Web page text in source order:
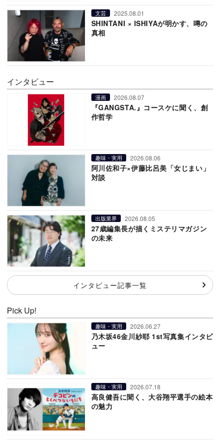
文芸 2025.08.01
SHINTANI × ISHIYAが明かす、噂の
真相
インタビュー
漫画 2026.08.07
『GANGSTA.』コースケに聞く、創
作哲学
趣味・実用 2026.08.06
阿川佐和子×伊藤比呂美「女じまい」
対談
出版業界 2026.08.05
27歳編集長が描くミステリマガジン
の未来
インタビュー記事一覧
Pick Up!
趣味・実用 2026.06.27
乃木坂46金川紗耶 1st写真集インタビ
ュー
趣味・実用 2026.07.18
高良健吾に聞く、大谷翔平選手の絵本
の魅力